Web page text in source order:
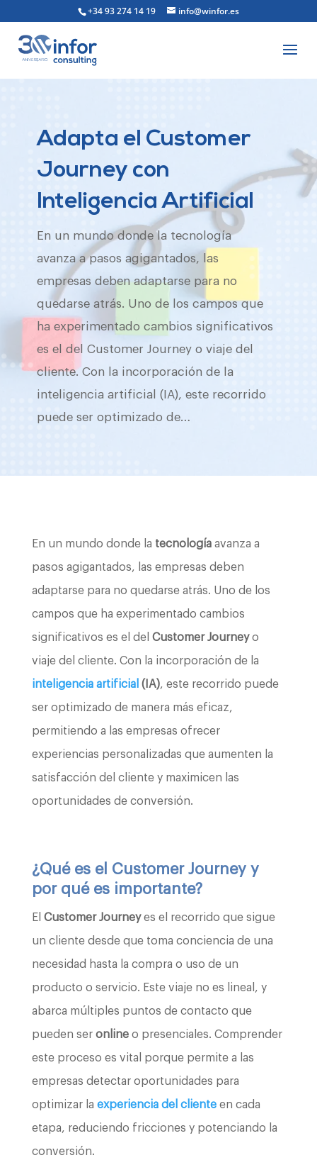
+34 93 274 14 19 info@winfor.es
Adapta el Customer
Journey con
Inteligencia Artificial
En un mundo donde la tecnología
avanza a pasos agigantados, las
empresas deben adaptarse para no
quedarse atrás. Uno de los campos que
ha experimentado cambios significativos
es el del Customer Journey o viaje del
cliente. Con la incorporación de la
inteligencia artificial (IA), este recorrido
puede ser optimizado de…
En un mundo donde la tecnologíaavanza a
pasos agigantados, las empresas deben
adaptarse para no quedarse atrás. Uno de los
campos que ha experimentado cambios
significativos es el del Customer Journeyo
viaje del cliente. Con la incorporación de la
inteligencia artificial (IA), este recorrido puede
ser optimizado de manera más eficaz,
permitiendo a las empresas ofrecer
experiencias personalizadas que aumenten la
satisfacción del cliente y maximicen las
oportunidades de conversión.
¿Qué es el Customer Journey y
por qué es importante?
El Customer Journeyes el recorrido que sigue
un cliente desde que toma conciencia de una
necesidad hasta la compra o uso de un
producto o servicio. Este viaje no es lineal, y
abarca múltiples puntos de contacto que
pueden ser onlineo presenciales. Comprender
este proceso es vital porque permite a las
empresas detectar oportunidades para
optimizar la experiencia del clienteen cada
etapa, reduciendo fricciones y potenciando la
conversión.